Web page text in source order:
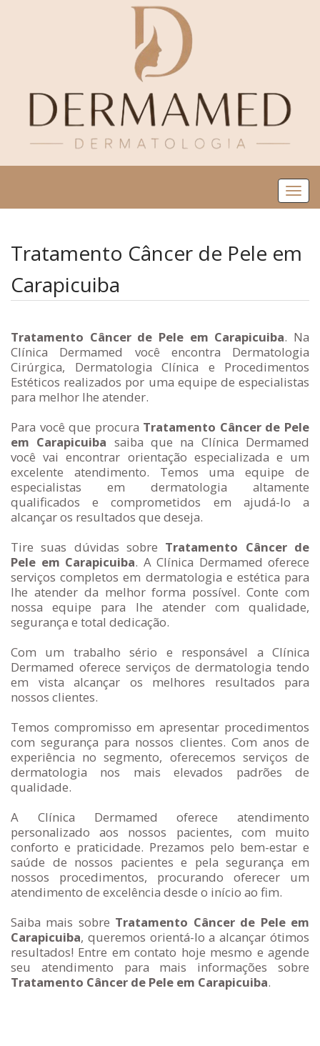
Tratamento Câncer de Pele em
Carapicuiba
Tratamento Câncer de Pele em Carapicuiba. Na
Clínica Dermamed você encontra Dermatologia
Cirúrgica, Dermatologia Clínica e Procedimentos
Estéticos realizados por uma equipe de especialistas
para melhor lhe atender.
Para você que procura Tratamento Câncer de Pele
em Carapicuiba saiba que na Clínica Dermamed
você vai encontrar orientação especializada e um
excelente atendimento. Temos uma equipe de
especialistas em dermatologia altamente
qualificados e comprometidos em ajudá-lo a
alcançar os resultados que deseja.
Tire suas dúvidas sobre Tratamento Câncer de
Pele em Carapicuiba. A Clínica Dermamed oferece
serviços completos em dermatologia e estética para
lhe atender da melhor forma possível. Conte com
nossa equipe para lhe atender com qualidade,
segurança e total dedicação.
Com um trabalho sério e responsável a Clínica
Dermamed oferece serviços de dermatologia tendo
em vista alcançar os melhores resultados para
nossos clientes.
Temos compromisso em apresentar procedimentos
com segurança para nossos clientes. Com anos de
experiência no segmento, oferecemos serviços de
dermatologia nos mais elevados padrões de
qualidade.
A Clínica Dermamed oferece atendimento
personalizado aos nossos pacientes, com muito
conforto e praticidade. Prezamos pelo bem-estar e
saúde de nossos pacientes e pela segurança em
nossos procedimentos, procurando oferecer um
atendimento de excelência desde o início ao fim.
Saiba mais sobre Tratamento Câncer de Pele em
Carapicuiba, queremos orientá-lo a alcançar ótimos
resultados! Entre em contato hoje mesmo e agende
seu atendimento para mais informações sobre
Tratamento Câncer de Pele em Carapicuiba.